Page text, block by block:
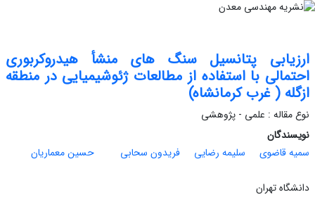
ارزیابی پتانسیل سنگ های منشأ هیدروکربوری
احتمالی با استفاده از مطالعات ژئوشیمیایی در منطقه
ازگله ( غرب کرمانشاه)
نوع مقاله : علمی - پژوهشی
نویسندگان
سمیه قاضوی
سلیمه رضایی فریدون سحابی حسین معماریان
دانشگاه تهران